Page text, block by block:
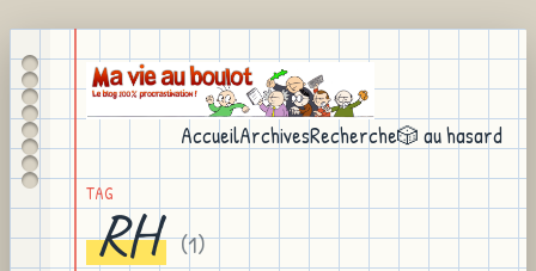
AccueilArchivesRecherche🎲 au hasard
TAG
RH (1)